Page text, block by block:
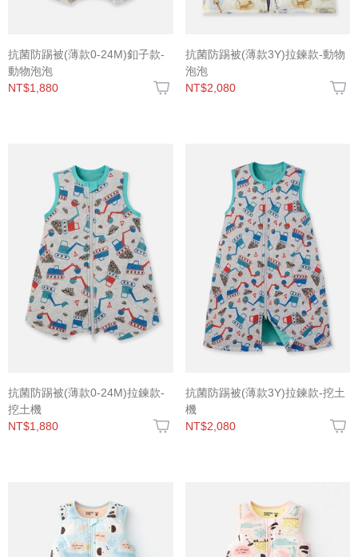
抗菌防踢被(薄款0-24M)釦子款-
動物泡泡
NT$1,880
抗菌防踢被(薄款3Y)拉鍊款-動物
泡泡
NT$2,080
抗菌防踢被(薄款0-24M)拉鍊款-
挖土機
NT$1,880
抗菌防踢被(薄款3Y)拉鍊款-挖土
機
NT$2,080